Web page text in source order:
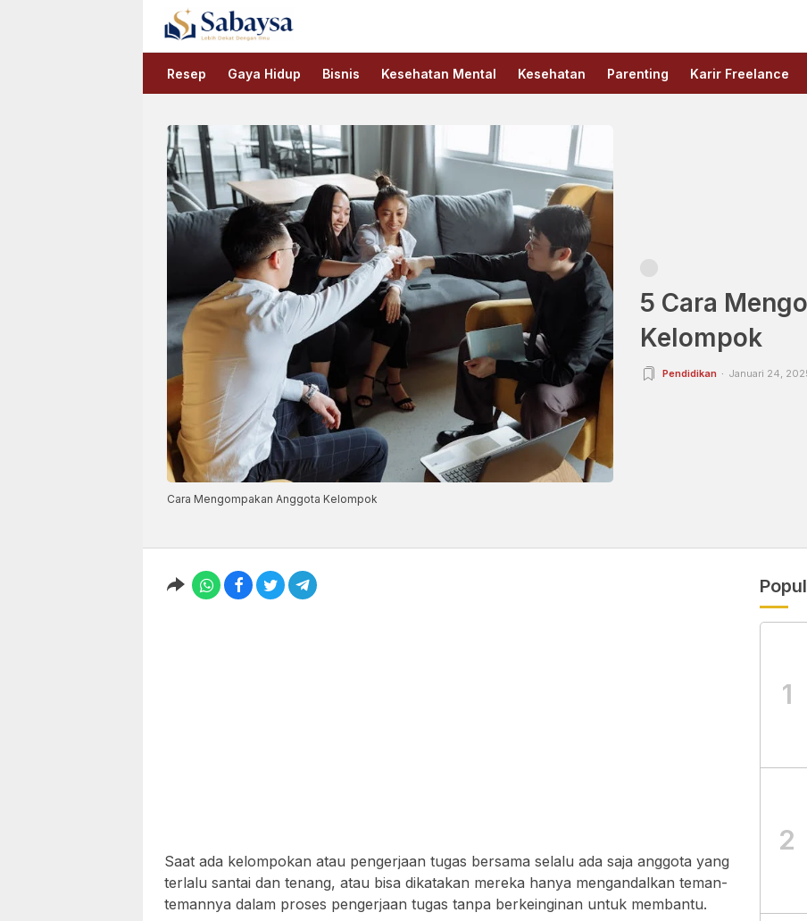
Sabaysa
Lebih Dekat Dengan Ilmu
Resep Gaya Hidup Bisnis Kesehatan Mental Kesehatan Parenting Karir Freelance
Cara Mengompakan Anggota Kelompok
5 Cara
Kelompok
Pendidikan Januari 24,
Saat ada kelompokan atau pengerjaan tugas bersama selalu ada saja anggota yang
terlalu santai dan tenang, atau bisa dikatakan mereka hanya mengandalkan teman-
temannya dalam proses pengerjaan tugas tanpa berkeinginan untuk membantu.
1
2